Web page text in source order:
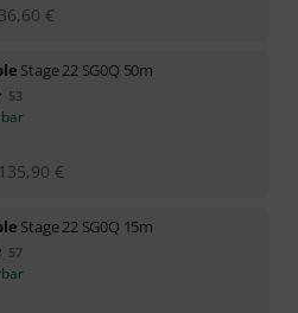
36,60 €
Stage 22 SG0Q 50m
53
135,90 €
Stage 22 SG0Q 15m
57